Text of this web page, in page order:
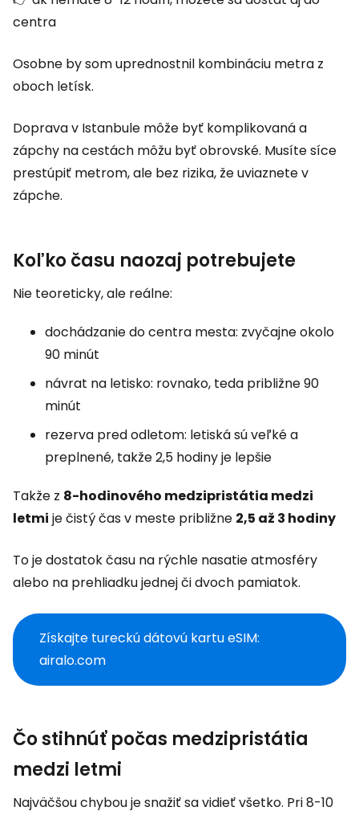
centra
Osobne by som uprednostnil kombináciu metra z
oboch letísk.
Doprava v Istanbule môže byť komplikovaná a
zápchy na cestách môžu byť obrovské. Musíte síce
prestúpiť metrom, ale bez rizika, že uviaznete v
zápche.
Koľko času naozaj potrebujete
Nie teoreticky, ale reálne:
dochádzanie do centra mesta: zvyčajne okolo
90 minút
návrat na letisko: rovnako, teda približne 90
minút
rezerva pred odletom: letiská sú veľké a
preplnené, takže 2,5 hodiny je lepšie
Takže z 8-hodinového medzipristátia medzi
letmi je čistý čas v meste približne 2,5 až 3 hodiny
To je dostatok času na rýchle nasatie atmosféry
alebo na prehliadku jednej či dvoch pamiatok.
Získajte tureckú dátovú kartu eSIM:
airalo.com
Čo stihnúť počas medzipristátia
medzi letmi
Najväčšou chybou je snažiť sa vidieť všetko. Pri 8-10